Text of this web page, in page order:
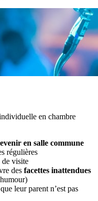
en chambre
en salle commune
régulières
de visite
des facettes inattendues
leur parent n’est pas